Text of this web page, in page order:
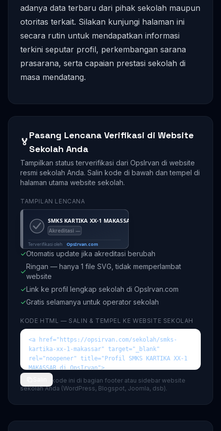
adanya data terbaru dari pihak sekolah maupun
otoritas terkait. Silakan kunjungi halaman ini
secara rutin untuk mendapatkan informasi
terkini seputar profil, perkembangan sarana
prasarana, serta capaian prestasi sekolah di
masa mendatang.
🏅
Pasang Lencana Verifikasi di Website
Sekolah Anda
Tampilkan status terverifikasi dari OpsIrvan di website
resmi sekolah Anda. Salin kode di bawah dan tempel di
halaman utama website sekolah.
TAMPILAN LENCANA
✓Otomatis update jika akreditasi berubah
✓
Ringan — hanya 1 file SVG, tidak memperlambat
website
✓Link ke profil lengkap sekolah di OpsIrvan.com
✓Gratis selamanya untuk operator sekolah
KODE HTML — SALIN & TEMPEL KE WEBSITE SEKOLAH
💡 Tempel kode ini di bagian footer atau sidebar website
sekolah Anda (WordPress, Blogspot, Joomla, dsb).